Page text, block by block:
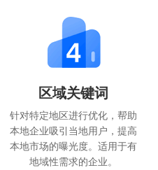
区域关键词
针对特定地区进行优化，帮助
本地企业吸引当地用户，提高
本地市场的曝光度。适用于有
地域性需求的企业。